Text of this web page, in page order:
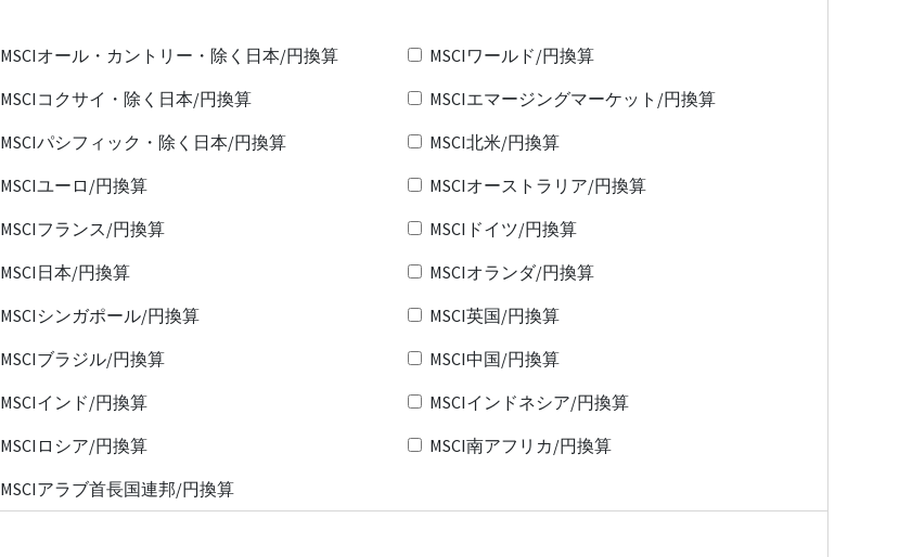
MSCIオール・カントリー・除く日本/円換算
MSCIワールド/円換算
MSCIコクサイ・除く日本/円換算
MSCIエマージングマーケット/円換算
MSCIパシフィック・除く日本/円換算
MSCI北米/円換算
MSCIユーロ/円換算
MSCIオーストラリア/円換算
MSCIフランス/円換算
MSCIドイツ/円換算
MSCI日本/円換算
MSCIオランダ/円換算
MSCIシンガポール/円換算
MSCI英国/円換算
MSCIブラジル/円換算
MSCI中国/円換算
MSCIインド/円換算
MSCIインドネシア/円換算
MSCIロシア/円換算
MSCI南アフリカ/円換算
MSCIアラブ首長国連邦/円換算